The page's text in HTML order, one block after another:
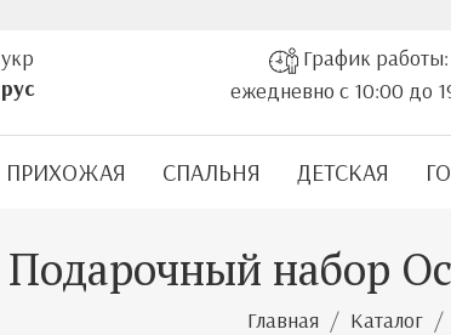
В связи
укр
рус
График работы:
ежедневно с 10:00 до
ПРИХОЖАЯ СПАЛЬНЯ ДЕТСКАЯ
Подарочный набор
Главная Каталог